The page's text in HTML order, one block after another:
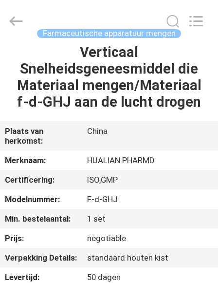
PRODUCTEN
ONS
FABRIEKSREIS
KWALITEITSCONTROLE
CONTACTEER
ONS
NIEUWS
Machinery
Co.,Ltd..
Farmaceutische apparatuur mengen
Verticaal
Snelheidsgeneesmiddel die
Materiaal mengen/Materiaal
f-d-GHJ aan de lucht drogen
Plaats van
herkomst:
China
Merknaam:
HUALIAN PHARMD
Certificering:
ISO,GMP
Modelnummer:
F-d-GHJ
Min. bestelaantal:
1 set
Prijs:
negotiable
Verpakking Details:
standaard houten kist
Levertijd:
50 dagen